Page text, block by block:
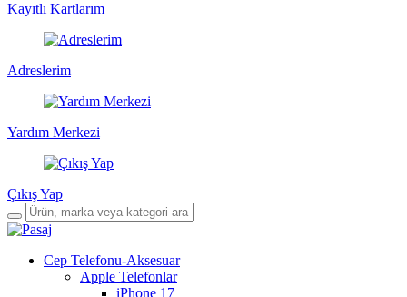
Kayıtlı Kartlarım
Adreslerim
Yardım Merkezi
Çıkış Yap
Cep Telefonu-Aksesuar
Apple Telefonlar
iPhone 17